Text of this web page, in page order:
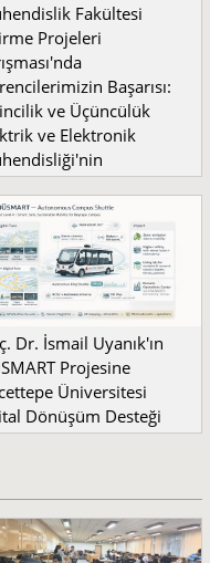
Fakültesi
Projeleri
Başarısı:
ve Üçüncülük
ve Elektronik
Dr. İsmail Uyanık'ın
Projesine
Üniversitesi
Dönüşüm Desteği